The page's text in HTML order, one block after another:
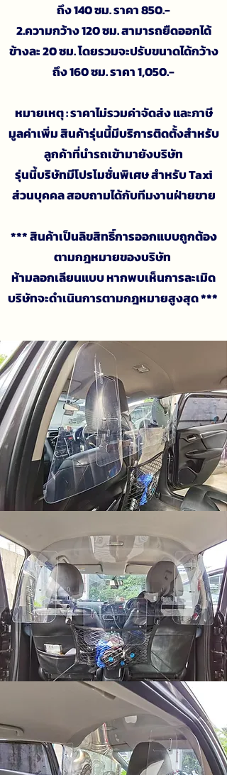
ถึง 140 ซม. ราคา 850.-
2.ความกว้าง 120 ซม. สามารถยืดออกได้
ข้างละ 20 ซม. โดยรวมจะปรับขนาดได้กว้าง
ถึง 160 ซม. ราคา 1,050.-
หมายเหตุ : ราคาไม่รวมค่าจัดส่ง และภาษี
มูลค่าเพิ่ม สินค้ารุ่นนี้มีบริการติดตั้งสำหรับ
ลูกค้าที่นำรถเข้ามายังบริษัท
รุ่นนี้บริษัทมีโปรโมชั่นพิเศษ สำหรับ Taxi
ส่วนบุคคล สอบถามได้กับทีมงานฝ่ายขาย
*** สินค้าเป็นลิขสิทธิ์การออกแบบถูกต้อง
ตามกฎหมายของบริษัท
ห้ามลอกเลียนแบบ หากพบเห็นการละเมิด
บริษัทจะดำเนินการตามกฎหมายสูงสุด ***